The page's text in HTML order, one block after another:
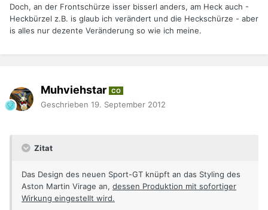
Doch, an der Frontschürze isser bisserl anders, am Heck auch -
Heckbürzel z.B. is glaub ich verändert und die Heckschürze - aber
is alles nur dezente Veränderung so wie ich meine.
Muhviehstar CO
Geschrieben 19. September 2012
Zitat
Das Design des neuen Sport-GT knüpft an das Styling des
Aston Martin Virage an, dessen Produktion mit sofortiger
Wirkung eingestellt wird.